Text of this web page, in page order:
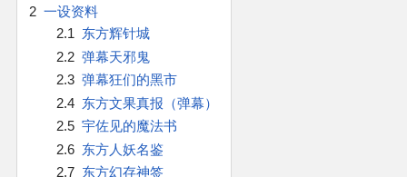
2 一设资料
2.1 东方辉针城
2.2 弹幕天邪鬼
2.3 弹幕狂们的黑市
2.4 东方文果真报（弹幕）
2.5 宇佐见的魔法书
2.6 东方人妖名鉴
2.7 东方幻存神签
官方作品
官方游戏
官方音乐
官方书籍